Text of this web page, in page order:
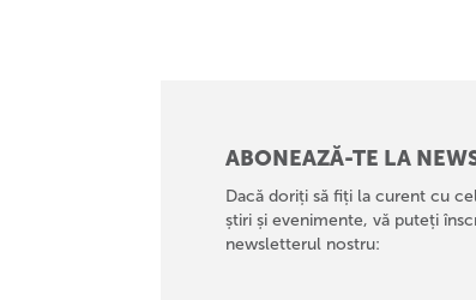
ABONEAZĂ-TE LA
Dacă doriți să fiți la curent cu
știri și evenimente, vă puteți
newsletterul nostru: